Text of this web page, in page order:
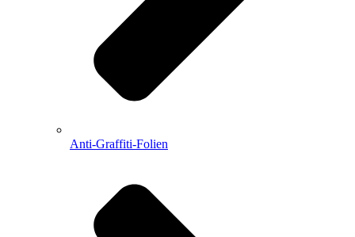
Anti-Graffiti-Folien